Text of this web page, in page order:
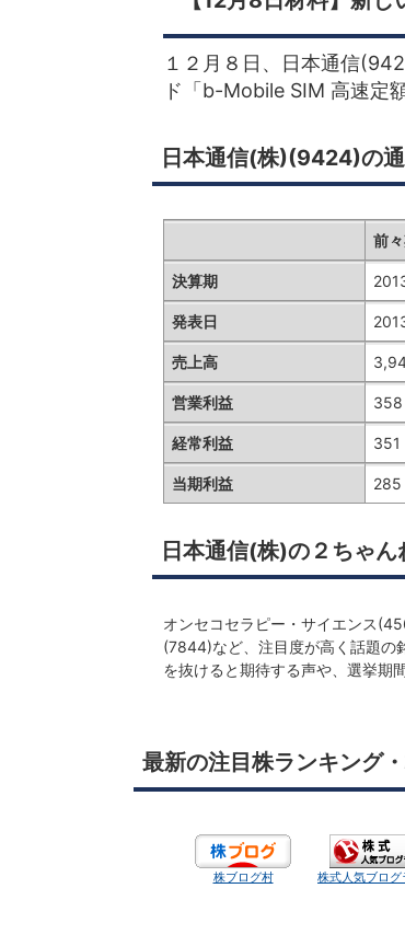
１２月８日、日本通信
ド「b-Mobile SIM 高速定
日本通信(株)(9424)の
前
決算期
発表日
売上高
営業利益 358
経常利益 351
当期利益 285
日本通信(株)の２ちゃん
オンセコセラピー・サイエンス
(7844)など、注目度が高く話題の
を抜けると期待する声や、選挙期
最新の注目株ランキング
株ブログ村 株式人気ブロ